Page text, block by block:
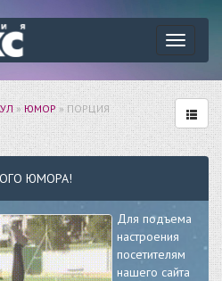
»ЮМОР» ПОРЦИЯ
ЮМОРА!
Для подъема
настроения
посетителям
нашего сайта